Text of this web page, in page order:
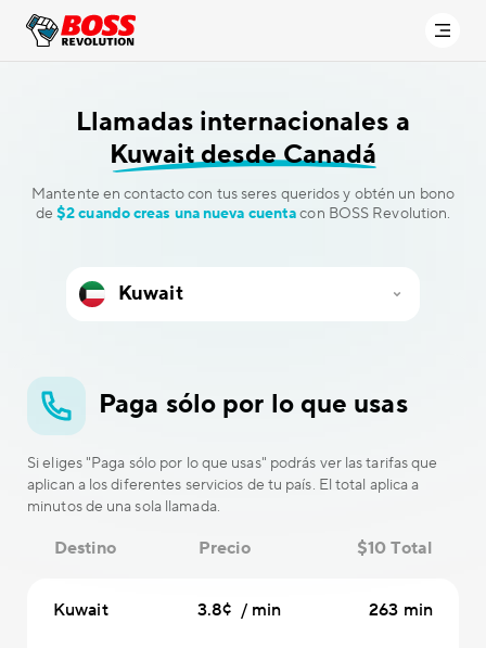
Llamadas internacionales a
Kuwait desde Canadá
Mantente en contacto con tus seres queridos y obtén un bono
de $2 cuando creas una nueva cuentacon BOSS Revolution.
Paga sólo por lo que usas
Si eliges "Paga sólo por lo que usas" podrás ver las tarifas que
aplican a los diferentes servicios de tu país. El total aplica a
minutos de una sola llamada.
Destino Precio $10 Total
Kuwait 3.8¢ / min 263 min